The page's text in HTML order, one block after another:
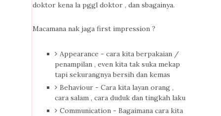
doktor kena la pggl doktor , dan sbagainya.
Macamana nak jaga first impression ?
Appearance - cara kita berpakaian /
penampilan , even kita tak suka mekap
tapi sekurangnya bersih dan kemas
Behaviour - Cara kita layan orang ,
cara salam , cara duduk dan tingkah laku
Communication - Bagaimana cara kita